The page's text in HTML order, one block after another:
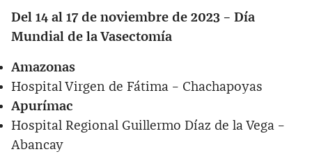
Del 14 al 17 de noviembre de 2023 – Día
Mundial de la Vasectomía
Amazonas
Hospital Virgen de Fátima – Chachapoyas
Apurímac
Hospital Regional Guillermo Díaz de la Vega –
Abancay